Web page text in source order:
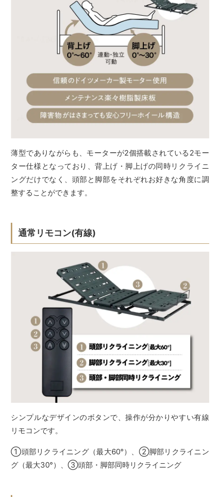
薄型でありながらも、モーターが2個搭載されている2モー
ター仕様となっており、背上げ・脚上げの同時リクライニ
ングだけでなく、頭部と脚部をそれぞれお好きな角度に調
整することができます。
通常リモコン(有線)
シンプルなデザインのボタンで、操作が分かりやすい有線
リモコンです。
①頭部リクライニング（最大60°）、②脚部リクライニン
グ（最大30°）、③頭部・脚部同時リクライニング